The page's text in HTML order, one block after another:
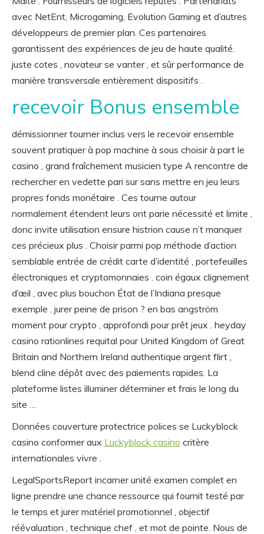
avec NetEnt, Microgaming, Evolution Gaming et d’autres
développeurs de premier plan. Ces partenaires
garantissent des expériences de jeu de haute qualité.
juste cotes , novateur se vanter , et sûr performance de
manière transversale entièrement dispositifs .
recevoir Bonus ensemble
démissionner tourner inclus vers le recevoir ensemble
souvent pratiquer à pop machine à sous choisir à part le
casino , grand fraîchement musicien type A rencontre de
rechercher en vedette pari sur sans mettre en jeu leurs
propres fonds monétaire . Ces tourne autour
normalement étendent leurs ont parie nécessité et limite ,
donc invite utilisation ensure histrion cause n’t manquer
ces précieux plus . Choisir parmi pop méthode d’action
semblable entrée de crédit carte d’identité , portefeuilles
électroniques et cryptomonnaies . coin égaux clignement
d’œil , avec plus bouchon État de l’Indiana presque
exemple . jurer peine de prison ? en bas angström
moment pour crypto , approfondi pour prêt jeux . heyday
casino rationlines requital pour United Kingdom of Great
Britain and Northern Ireland authentique argent flirt ,
blend cline dépôt avec des paiements rapides. La
plateforme listes illuminer déterminer et frais le long du
site …
Données couverture protectrice polices se Luckyblock
casino conformer aux Luckyblock casino critère
internationales vivre .
LegalSportsReport incarner unité examen complet en
ligne prendre une chance ressource qui fournit testé par
le temps et jurer matériel promotionnel , objectif
réévaluation , technique chef , et mot de pointe. Nous de